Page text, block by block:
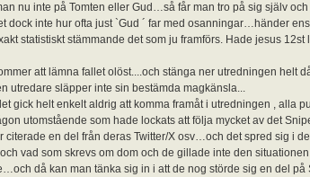
nu inte på Tomten eller Gud…så får man tro på sig själv
dock inte hur ofta just `Gud ´ far med osanningar…händer
statistiskt stämmande det som ju framförs. Hade jesus
att lämna fallet olöst....och stänga ner utredningen helt
utredare släpper inte sin bestämda magkänsla...
gick helt enkelt aldrig att komma framåt i utredningen , alla
utomstående som hade lockats att följa mycket av det
citerade en del från deras Twitter/X osv…och det spred sig i
vad som skrevs om dom och de gillade inte den
då kan man tänka sig in i att de nog störde sig en del på